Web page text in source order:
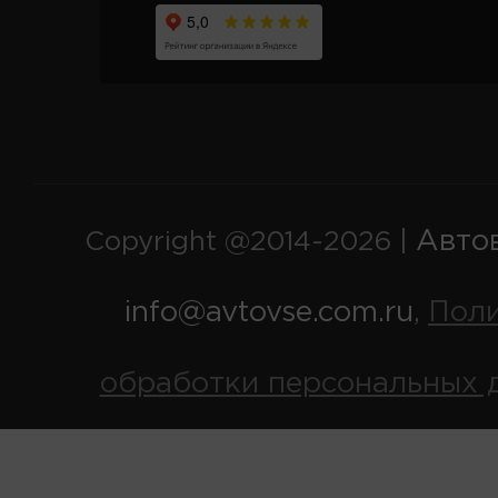
Copyright @2014-2026 |
info@avtovse.com.ru,
обработки персональных